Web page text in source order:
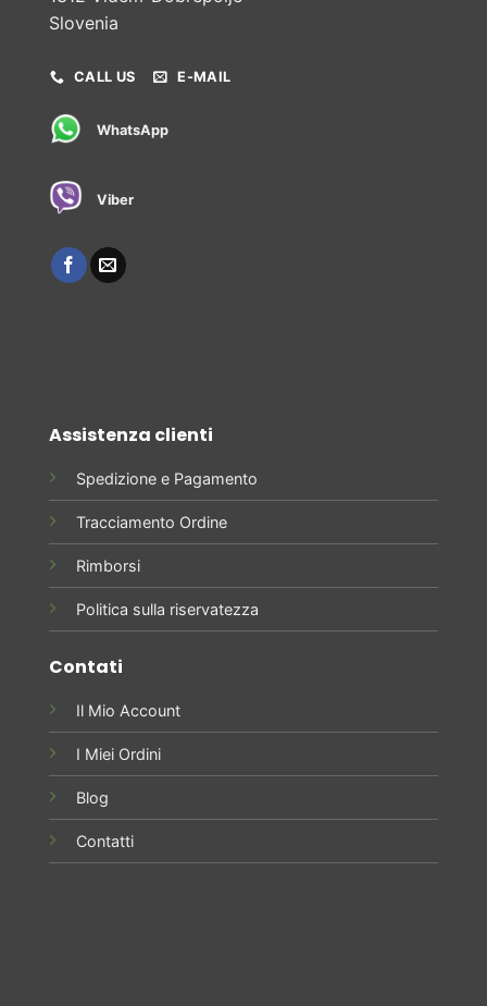
Slovenia
CALL US E-MAIL
WhatsApp
Viber
Assistenza clienti
Spedizione e Pagamento
Tracciamento Ordine
Rimborsi
Politica sulla riservatezza
Contati
Il Mio Account
I Miei Ordini
Blog
Contatti